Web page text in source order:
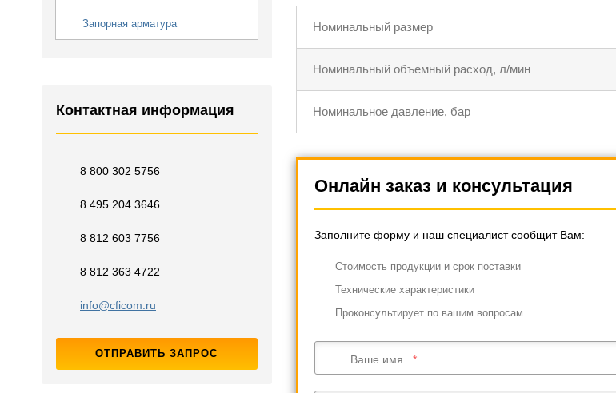
Запорная арматура
Контактная информация
8 800 302 5756
8 495 204 3646
8 812 603 7756
8 812 363 4722
info@cficom.ru
ОТПРАВИТЬ ЗАПРОС
Номинальный размер
Номинальный объемный расход, л/мин
Номинальное давление, бар
Онлайн заказ и консультация
Заполните форму и наш специалист сообщит Вам:
Cтоимость продукции и срок поставки
Технические характеристики
Проконсультирует по вашим вопросам
Ваше имя...